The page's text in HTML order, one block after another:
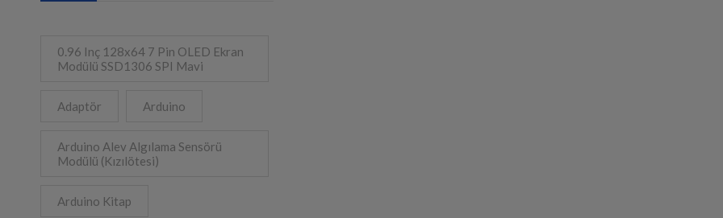
0.96 Inç 128x64 7 Pin OLED Ekran
Modülü SSD1306 SPI Mavi
Adaptör Arduino
Arduino Alev Algılama Sensörü
Modülü (Kızılötesi)
Arduino Kitap